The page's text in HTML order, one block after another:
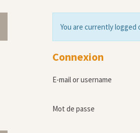
You are currently
Connexion
E-mail or username
Mot de passe